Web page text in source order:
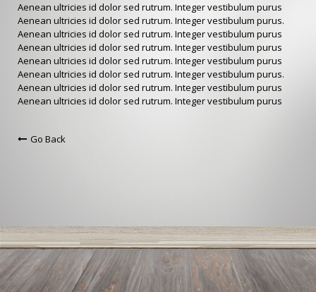
Aenean ultricies id dolor sed rutrum. Integer vestibulum purus
Aenean ultricies id dolor sed rutrum. Integer vestibulum purus.
Aenean ultricies id dolor sed rutrum. Integer vestibulum purus
Aenean ultricies id dolor sed rutrum. Integer vestibulum purus
Aenean ultricies id dolor sed rutrum. Integer vestibulum purus
Aenean ultricies id dolor sed rutrum. Integer vestibulum purus.
Aenean ultricies id dolor sed rutrum. Integer vestibulum purus
Aenean ultricies id dolor sed rutrum. Integer vestibulum purus
Go Back